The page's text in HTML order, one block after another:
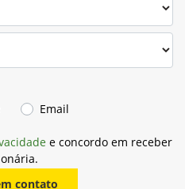
Email
e concordo em receber
contato